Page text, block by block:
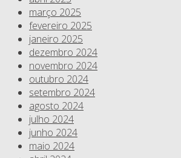
março 2025
fevereiro 2025
janeiro 2025
dezembro 2024
novembro 2024
outubro 2024
setembro 2024
agosto 2024
julho 2024
junho 2024
maio 2024